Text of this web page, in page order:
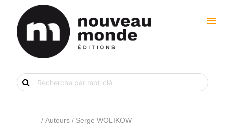
menu
Recherche
de
livre
/ Auteurs / Serge WOLIKOW